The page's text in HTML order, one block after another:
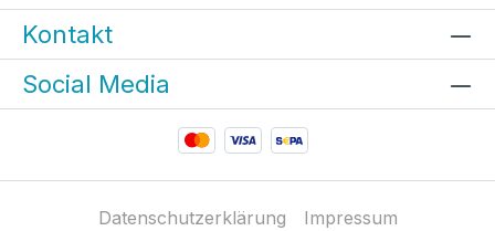
Kontakt
Social Media
Datenschutzerklärung Impressum